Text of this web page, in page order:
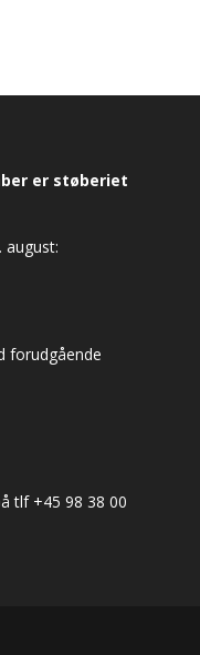
er støberiet
august:
forudgående
tlf +45 98 38 00